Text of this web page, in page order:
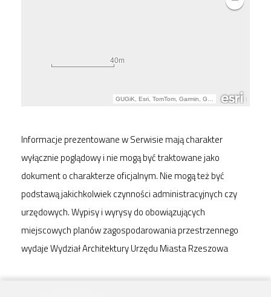
Informacje prezentowane w Serwisie mają charakter
wyłącznie poglądowy i nie mogą być traktowane jako
dokument o charakterze oficjalnym. Nie mogą też być
podstawą jakichkolwiek czynności administracyjnych czy
urzędowych. Wypisy i wyrysy do obowiązujących
miejscowych planów zagospodarowania przestrzennego
wydaje Wydział Architektury Urzędu Miasta Rzeszowa